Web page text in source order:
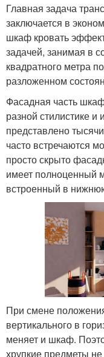
Главная задача
заключается в
шкаф кровать
задачей, занимая в
квадратного метра
разложенном
Фасадная часть
разной стилистике
представлено
часто встречаются
просто скрыто
имеет полноценный
встроенный в
При смене
вертикального в
меняет и шкаф.
хрупкие предметы